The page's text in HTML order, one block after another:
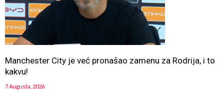
Manchester City je već pronašao zamenu za Rodrija, i to
kakvu!
7 Augusta, 2026